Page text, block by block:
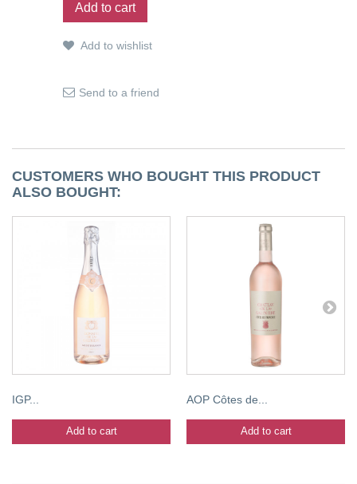
Add to cart
Add to wishlist
Send to a friend
CUSTOMERS WHO BOUGHT THIS PRODUCT
ALSO BOUGHT:
IGP...
Add to cart
AOP Côtes de...
Add to cart